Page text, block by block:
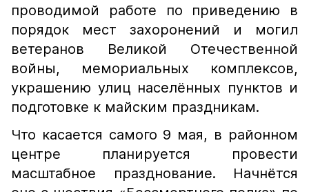
проводимой работе по приведению в
порядок мест захоронений и могил
ветеранов Великой Отечественной
войны, мемориальных комплексов,
украшению улиц населённых пунктов и
подготовке к майским праздникам.
Что касается самого 9 мая, в районном
центре планируется провести
масштабное празднование. Начнётся